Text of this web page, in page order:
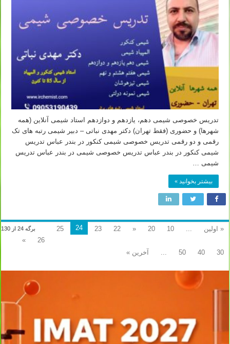
تدریس خصوصی شیمی دهم، یازدهم و دوازدهم استاد شیمی آنلاین (همه
شهرها) و حضوری (فقط تهران) دکتر مهدی نباتی – دبیر شیمی رتبه های تک
رقمی و دو رقمی تدریس خصوصی شیمی کنکور در بندر عباس تدریس
شیمی کنکور در بندر عباس تدریس خصوصی شیمی در بندر عباس تدریس
شیمی …
بیشتر بخوانید »
برگه 24 از 130 « اولین 10
20
«
22
23
24
25
26
»
30
40
50 آخرین »